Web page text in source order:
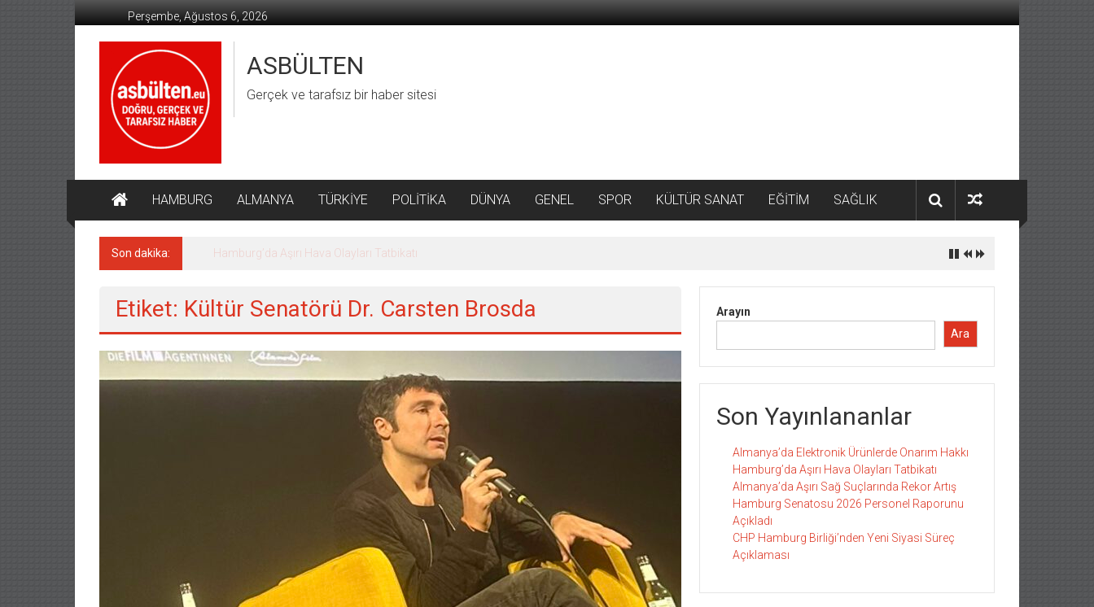
geç
Perşembe, Ağustos 6, 2026
ASBÜLTEN
Gerçek ve tarafsız bir haber sitesi
HAMBURG ALMANYA TÜRKİYE POLİTİKA DÜNYA GENEL SPOR KÜLTÜR SANAT EĞİTİM SAĞLIK
Son dakika: Hamburg’da Aşırı Hava Olayları Tatbikatı
Etiket: Kültür Senatörü Dr. Carsten Brosda
Arayın
Ara
Son Yayınlananlar
Almanya’da Elektronik Ürünlerde Onarım Hakkı
Hamburg’da Aşırı Hava Olayları Tatbikatı
Almanya’da Aşırı Sağ Suçlarında Rekor Artış
Hamburg Senatosu 2026 Personel Raporunu
Açıkladı
CHP Hamburg Birliği’nden Yeni Siyasi Süreç
Açıklaması